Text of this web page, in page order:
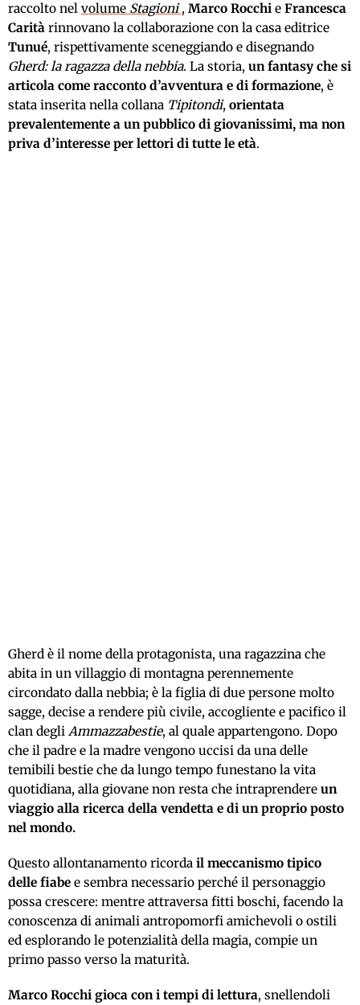
raccolto nel volume Stagioni , Marco Rocchi e Francesca
Carità rinnovano la collaborazione con la casa editrice
Tunué, rispettivamente sceneggiando e disegnando
Gherd: la ragazza della nebbia. La storia, un fantasy che si
articola come racconto d’avventura e di formazione, è
stata inserita nella collana Tipitondi, orientata
prevalentemente a un pubblico di giovanissimi, ma non
priva d’interesse per lettori di tutte le età.
Gherd è il nome della protagonista, una ragazzina che
abita in un villaggio di montagna perennemente
circondato dalla nebbia; è la figlia di due persone molto
sagge, decise a rendere più civile, accogliente e pacifico il
clan degli Ammazzabestie, al quale appartengono. Dopo
che il padre e la madre vengono uccisi da una delle
temibili bestie che da lungo tempo funestano la vita
quotidiana, alla giovane non resta che intraprendere un
viaggio alla ricerca della vendetta e di un proprio posto
nel mondo.
Questo allontanamento ricorda il meccanismo tipico
delle fiabe e sembra necessario perché il personaggio
possa crescere: mentre attraversa fitti boschi, facendo la
conoscenza di animali antropomorfi amichevoli o ostili
ed esplorando le potenzialità della magia, compie un
primo passo verso la maturità.
Marco Rocchi gioca con i tempi di lettura, snellendoli